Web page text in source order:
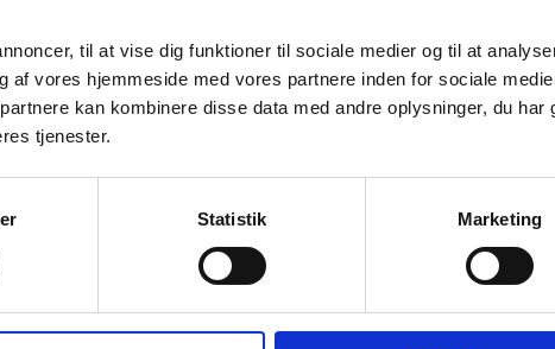
til at vise dig funktioner til sociale medier og til at
vores hjemmeside med vores partnere inden for sociale
kan kombinere disse data med andre oplysninger, du har
tjenester.
Statistik Marketing